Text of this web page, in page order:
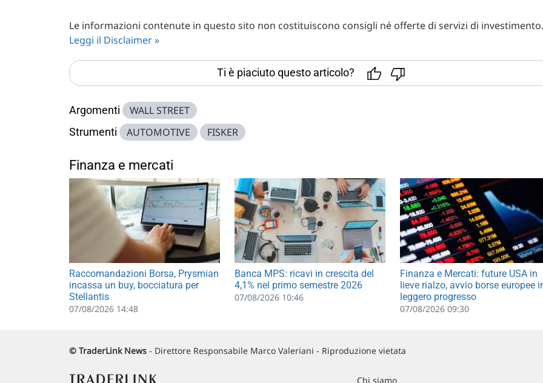
Le informazioni contenute in questo sito non costituiscono consigli né offerte di servizi di investimento.
Leggi il Disclaimer »
Ti è piaciuto questo articolo?
Argomenti WALL STREET
Strumenti AUTOMOTIVE FISKER
Finanza e mercati
Raccomandazioni Borsa, Prysmian
incassa un buy, bocciatura per
Stellantis
07/08/2026 14:48
Banca MPS: ricavi in crescita del
4,1% nel primo semestre 2026
07/08/2026 10:46
Finanza e Mercati: future USA in
lieve rialzo, avvio borse europee
leggero progresso
07/08/2026 09:30
© TraderLink News - Direttore Responsabile Marco Valeriani - Riproduzione vietata
Chi siamo